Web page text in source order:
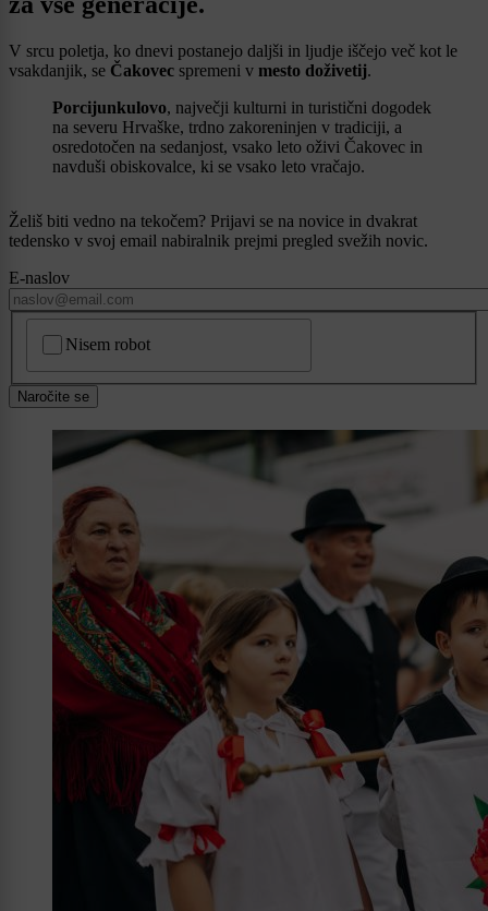
V srcu poletja, ko dnevi postanejo daljši in ljudje iščejo več kot le
vsakdanjik, se Čakovec spremeni v mesto doživetij.
Porcijunkulovo, največji kulturni in turistični dogodek
na severu Hrvaške, trdno zakoreninjen v tradiciji, a
osredotočen na sedanjost, vsako leto oživi Čakovec in
navduši obiskovalce, ki se vsako leto vračajo.
Želiš biti vedno na tekočem? Prijavi se na novice in dvakrat
tedensko v svoj email nabiralnik prejmi pregled svežih novic.
E-naslov
Nisem robot
Naročite se